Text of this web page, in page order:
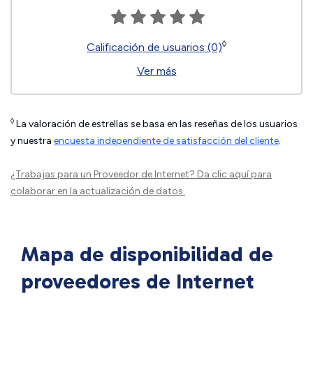
Calificación de usuarios (0)◊
Ver más
◊ La valoración de estrellas se basa en las reseñas de los usuarios
y nuestra encuesta independiente de satisfacción del cliente.
¿Trabajas para un Proveedor de Internet? Da clic aquípara
colaborar en la actualización de datos.
Mapa de disponibilidad de
proveedores de Internet